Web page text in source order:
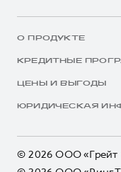
О ПРОДУКТЕ
КРЕДИТНЫЕ
ЦЕНЫ И ВЫГОДЫ
ЮРИДИЧЕСКАЯ
© 2026 ООО «Грейт